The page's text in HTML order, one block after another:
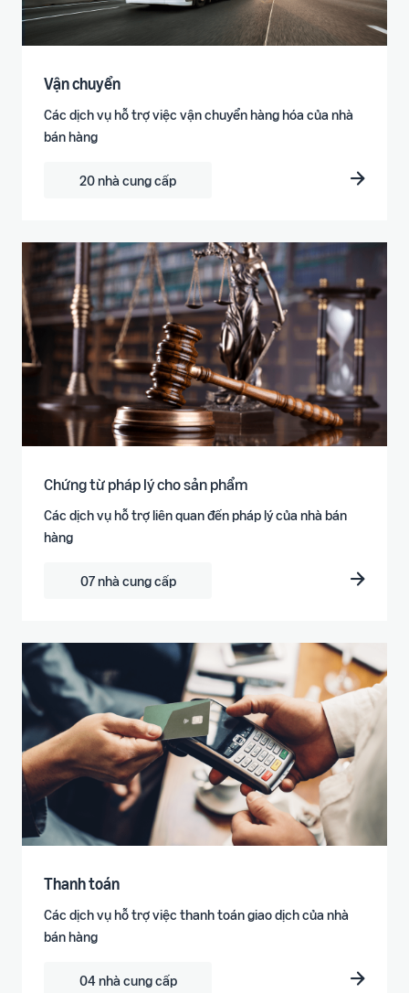
Vận chuyển
Các dịch vụ hỗ trợ việc vận chuyển hàng hóa của nhà
bán hàng
20 nhà cung cấp
Chứng từ pháp lý cho sản phẩm
Các dịch vụ hỗ trợ liên quan đến pháp lý của nhà bán
hàng
07 nhà cung cấp
Thanh toán
Các dịch vụ hỗ trợ việc thanh toán giao dịch của nhà
bán hàng
04 nhà cung cấp